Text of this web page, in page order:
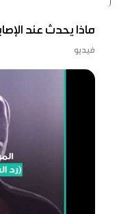
ماذا يحدث عند
فيديو